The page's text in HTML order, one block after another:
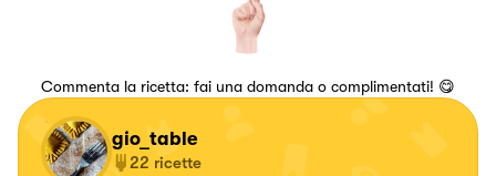
Commenta la ricetta: fai una domanda o complimentati! 😋
gio_table
22 ricette